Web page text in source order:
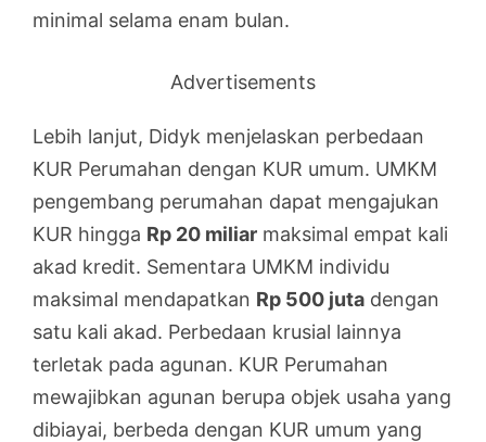
minimal selama enam bulan.
Advertisements
Lebih lanjut, Didyk menjelaskan perbedaan
KUR Perumahan dengan KUR umum. UMKM
pengembang perumahan dapat mengajukan
KUR hingga Rp 20 miliar maksimal empat kali
akad kredit. Sementara UMKM individu
maksimal mendapatkan Rp 500 juta dengan
satu kali akad. Perbedaan krusial lainnya
terletak pada agunan. KUR Perumahan
mewajibkan agunan berupa objek usaha yang
dibiayai, berbeda dengan KUR umum yang